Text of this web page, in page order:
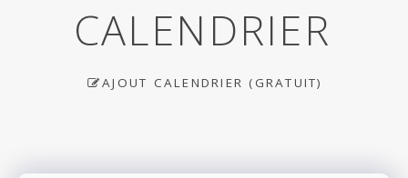
CALENDRIER
AJOUT CALENDRIER (GRATUIT)